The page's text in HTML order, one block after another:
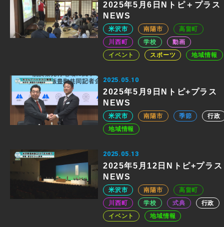
2025年5月6日Nトピ＋プラス
NEWS
米沢市 南陽市
高畠町
川西町
学校
動画
イベント
スポーツ 地域情報
2025.05.10
2025年5月9日Nトピ+プラス
NEWS
米沢市 南陽市 季節
行政
地域情報
2025.05.13
2025年5月12日Nトピ+プラス
NEWS
米沢市 南陽市
高畠町
川西町
学校 式典
行政
イベント
地域情報